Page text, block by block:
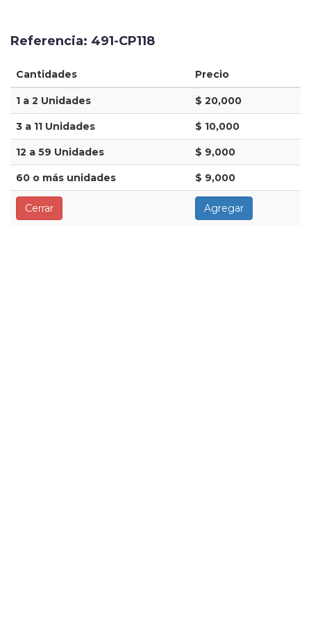
Referencia: 491-CP118
Cantidades Precio
1 a 2 Unidades $ 20,000
3 a 11 Unidades $ 10,000
12 a 59 Unidades $ 9,000
60 o más unidades $ 9,000
Cerrar Agregar